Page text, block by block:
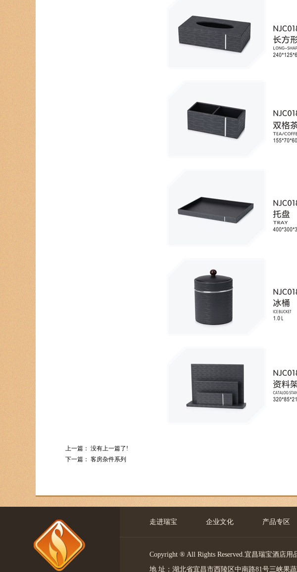
上一篇： 没有上一篇了!
下一篇： 客房杂件系列
走进瑞宝 企业文化 产品专区
Copyright ® All Rights Reserved.宜昌瑞宝酒店
地 址：湖北省宜昌市西陵区中南路81号三峡果